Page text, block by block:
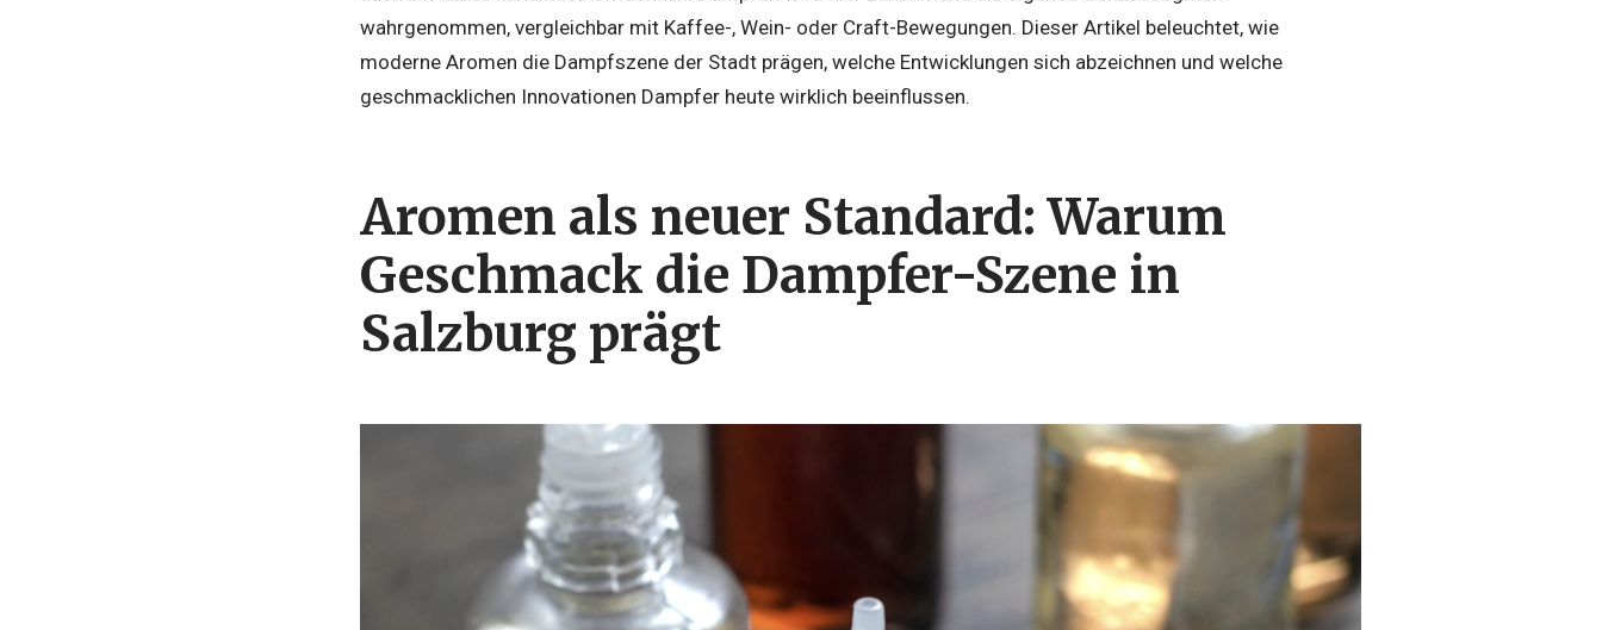
wahrgenommen, vergleichbar mit Kaffee-, Wein- oder Craft-Bewegungen. Dieser Artikel beleuchtet, wie
moderne Aromen die Dampfszene der Stadt prägen, welche Entwicklungen sich abzeichnen und welche
geschmacklichen Innovationen Dampfer heute wirklich beeinflussen.
Aromen als neuer Standard: Warum
Geschmack die Dampfer-Szene in
Salzburg prägt